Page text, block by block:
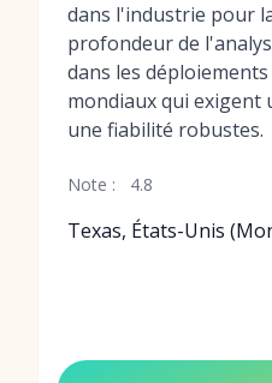
dans l'industrie pour
profondeur de
dans les
mondiaux qui
une fiabilité robustes.
Note : 4.8
Texas, États-Unis